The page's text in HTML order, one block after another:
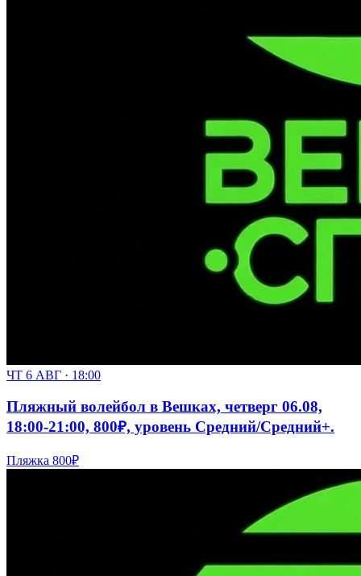
ЧТ 6 АВГ · 18:00
Пляжный волейбол в Вешках, четверг 06.08,
18:00-21:00, 800₽, уровень Средний/Средний+.
Пляжка 800₽